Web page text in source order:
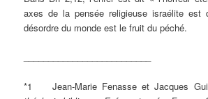
axes de la pensée religieuse israélite est
désordre du monde est le fruit du péché.
*1 Jean-Marie Fenasse et Jacques